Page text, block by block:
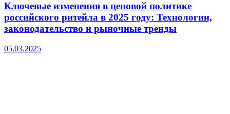
Ключевые изменения в ценовой политике
российского ритейла в 2025 году: Технологии,
законодательство и рыночные тренды
05.03.2025